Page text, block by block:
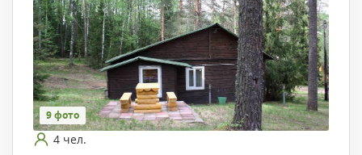
9 фото
4 чел.